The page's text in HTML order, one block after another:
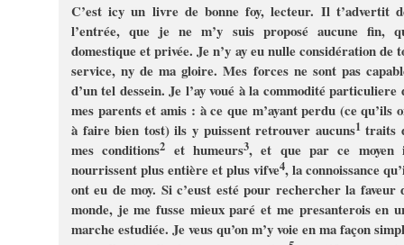
C’est icy un livre de bonne foy, lecteur. Il t’advertit
l’entrée, que je ne m’y suis proposé aucune fin,
domestique et privée. Je n’y ay eu nulle considération de
service, ny de ma gloire. Mes forces ne sont pas
d’un tel dessein. Je l’ay voué à la commodité particuliere
mes parents et amis : à ce que m’ayant perdu (ce qu’ils
à faire bien tost) ils y puissent retrouver aucuns1traits
mes conditions2 et humeurs3, et que par ce moyen
nourrissent plus entière et plus vifve4, la connoissance
ont eu de moy. Si c’eust esté pour rechercher la faveur
monde, je me fusse mieux paré et me presanterois en
marche estudiée. Je veus qu’on m’y voie en ma façon